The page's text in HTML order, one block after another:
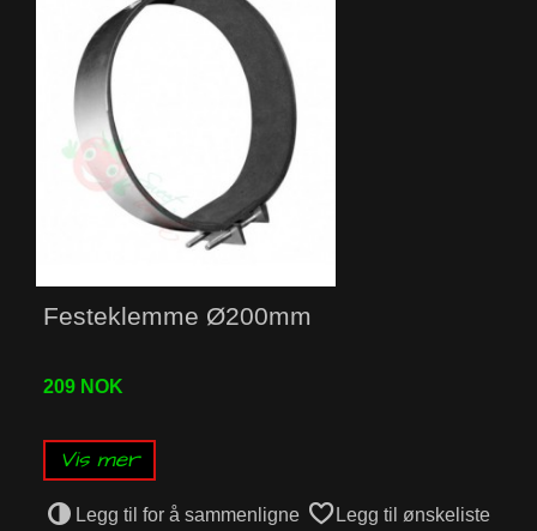
Festeklemme Ø200mm
209 NOK
Vis mer
Legg til for å sammenligne Legg til ønskeliste